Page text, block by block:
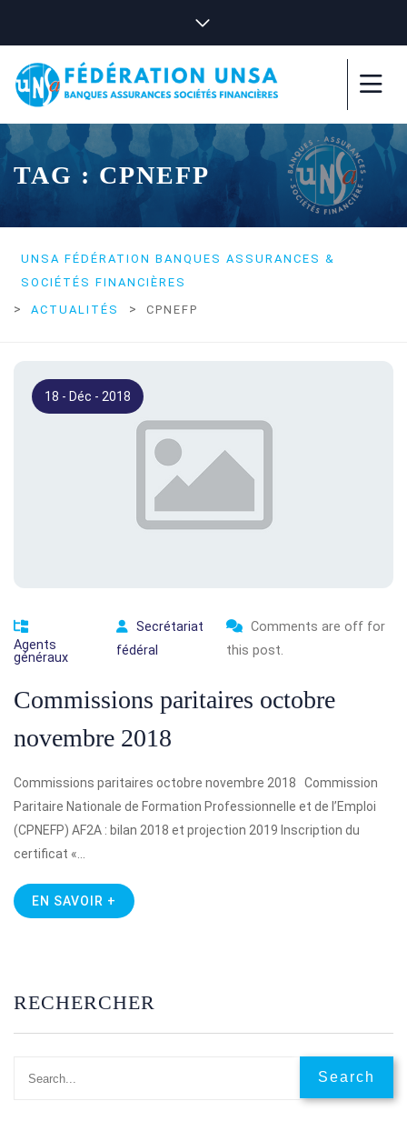
TAG : CPNEFP
UNSA FÉDÉRATION BANQUES ASSURANCES &
SOCIÉTÉS FINANCIÈRES
> ACTUALITÉS > CPNEFP
18 - Déc - 2018
Agents
généraux
Secrétariat
fédéral
Comments are off for
this post.
Commissions paritaires octobre
novembre 2018
Commissions paritaires octobre novembre 2018 Commission
Paritaire Nationale de Formation Professionnelle et de l’Emploi
(CPNEFP) AF2A : bilan 2018 et projection 2019 Inscription du
certificat «…
EN SAVOIR +
RECHERCHER